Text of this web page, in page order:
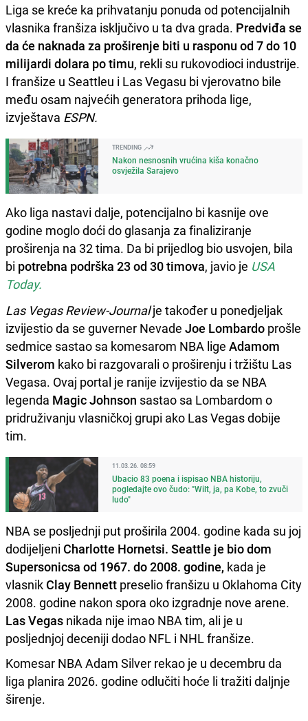
Liga se kreće ka prihvatanju ponuda od potencijalnih
vlasnika franšiza isključivo u ta dva grada. Predviđa se
da će naknada za proširenje biti u rasponu od 7 do 10
milijardi dolara po timu, rekli su rukovodioci industrije.
I franšize u Seattleu i Las Vegasu bi vjerovatno bile
među osam najvećih generatora prihoda lige,
izvještava ESPN.
TRENDING
Nakon nesnosnih vrućina kiša konačno
osvježila Sarajevo
Ako liga nastavi dalje, potencijalno bi kasnije ove
godine moglo doći do glasanja za finaliziranje
proširenja na 32 tima. Da bi prijedlog bio usvojen, bila
bi potrebna podrška 23 od 30 timova, javio je USA
Today.
Las Vegas Review-Journalje također u ponedjeljak
izvijestio da se guverner Nevade Joe Lombardo prošle
sedmice sastao sa komesarom NBA lige Adamom
Silverom kako bi razgovarali o proširenju i tržištu Las
Vegasa. Ovaj portal je ranije izvijestio da se NBA
legenda Magic Johnson sastao sa Lombardom o
pridruživanju vlasničkoj grupi ako Las Vegas dobije
tim.
11.03.26. 08:59
Ubacio 83 poena i ispisao NBA historiju,
pogledajte ovo čudo: "Wilt, ja, pa Kobe, to zvuči
ludo"
NBA se posljednji put proširila 2004. godine kada su joj
dodijeljeni Charlotte Hornetsi. Seattle je bio dom
Supersonicsa od 1967. do 2008. godine, kada je
vlasnikClay Bennett preselio franšizu u Oklahoma City
2008. godine nakon spora oko izgradnje nove arene.
Las Vegas nikada nije imao NBA tim, ali je u
posljednjoj deceniji dodao NFL i NHL franšize.
Komesar NBA Adam Silver rekao je u decembru da
liga planira 2026. godine odlučiti hoće li tražiti daljnje
širenje.